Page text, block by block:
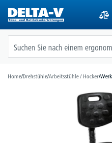
springen
Home/Drehstühle/Arbeitsstühle / Hocker/